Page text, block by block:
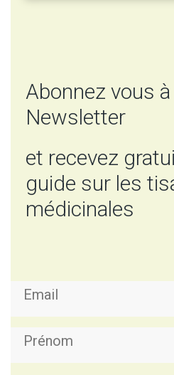
Abonnez vous
Newsletter
et recevez
guide sur les
médicinales